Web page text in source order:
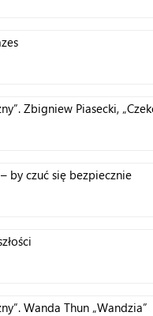
Zbigniew Piasecki,
by czuć się bezpiecznie
Wanda Thun „Wandzia”